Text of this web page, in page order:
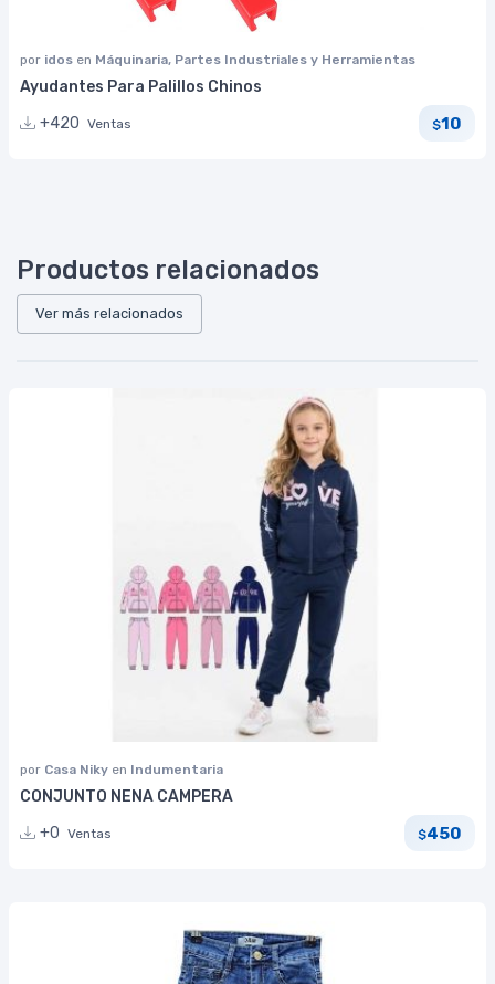
por idos en Máquinaria, Partes Industriales y Herramientas
Ayudantes Para Palillos Chinos
+420 Ventas $10
Productos relacionados
Ver más relacionados
por Casa Niky en Indumentaria
CONJUNTO NENA CAMPERA
+0 Ventas $450